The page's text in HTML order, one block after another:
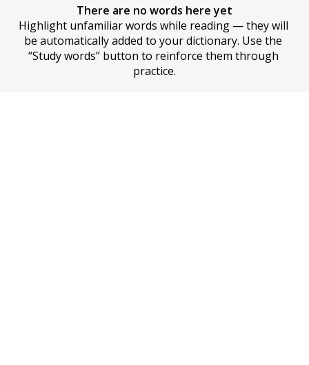
There are no words here yet
Highlight unfamiliar words while reading — they will
be automatically added to your dictionary. Use the
“Study words” button to reinforce them through
practice.